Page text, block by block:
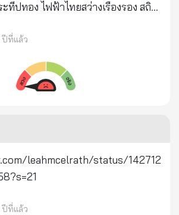
ทีปทอง ไฟฟ้าไทยสว่างเรืองรอง สถิต
นิทรรศการ
ริเริ่มกิจการไฟฟ้าในประเทศไทย
ถรางสุดคลาสสิกเป็นที่ระลึก 🗓
.๐๐ น. (หยุดทุกวันจันทร์) 👉ณ นิทร
กษา ผู้สูงอายุ ที่มีอายุ ๖๐ ปี แสดง
มในส่วนของนิทรรศน์รัตนโกสินทร์
ปีที่แล้ว
leahmcelrath/status/142712
ปีที่แล้ว